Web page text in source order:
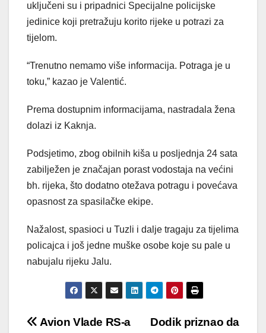
uključeni su i pripadnici Specijalne policijske
jedinice koji pretražuju korito rijeke u potrazi za
tijelom.
“Trenutno nemamo više informacija. Potraga je u
toku,” kazao je Valentić.
Prema dostupnim informacijama, nastradala žena
dolazi iz Kaknja.
Podsjetimo, zbog obilnih kiša u posljednja 24 sata
zabilježen je značajan porast vodostaja na većini
bh. rijeka, što dodatno otežava potragu i povećava
opasnost za spasilačke ekipe.
Nažalost, spasioci u Tuzli i dalje tragaju za tijelima
policajca i još jedne muške osobe koje su pale u
nabujalu rijeku Jalu.
Post
Dodik priznao da
Avion Vlade RS-a